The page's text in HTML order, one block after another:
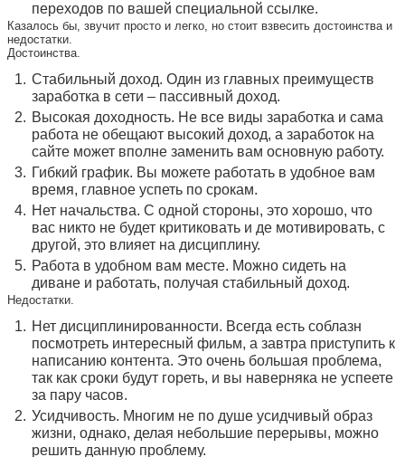
переходов по вашей специальной ссылке.
Казалось бы, звучит просто и легко, но стоит взвесить достоинства и
недостатки.
Достоинства.
Стабильный доход. Один из главных преимуществ
заработка в сети – пассивный доход.
Высокая доходность. Не все виды заработка и сама
работа не обещают высокий доход, а заработок на
сайте может вполне заменить вам основную работу.
Гибкий график. Вы можете работать в удобное вам
время, главное успеть по срокам.
Нет начальства. С одной стороны, это хорошо, что
вас никто не будет критиковать и де мотивировать, с
другой, это влияет на дисциплину.
Работа в удобном вам месте. Можно сидеть на
диване и работать, получая стабильный доход.
Недостатки.
Нет дисциплинированности. Всегда есть соблазн
посмотреть интересный фильм, а завтра приступить к
написанию контента. Это очень большая проблема,
так как сроки будут гореть, и вы наверняка не успеете
за пару часов.
Усидчивость. Многим не по душе усидчивый образ
жизни, однако, делая небольшие перерывы, можно
решить данную проблему.